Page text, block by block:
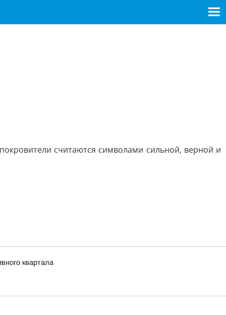
считаются символами сильной, верной и
квартала